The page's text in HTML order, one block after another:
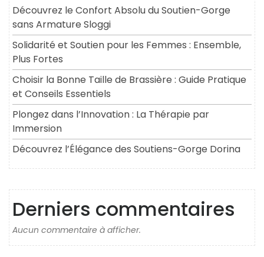
Découvrez le Confort Absolu du Soutien-Gorge
sans Armature Sloggi
Solidarité et Soutien pour les Femmes : Ensemble,
Plus Fortes
Choisir la Bonne Taille de Brassière : Guide Pratique
et Conseils Essentiels
Plongez dans l’Innovation : La Thérapie par
Immersion
Découvrez l’Élégance des Soutiens-Gorge Dorina
Derniers commentaires
Aucun commentaire à afficher.